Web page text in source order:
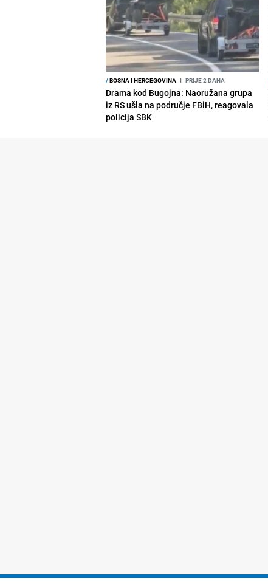
/BOSNA I HERCEGOVINA I PRIJE 2 DANA
Drama kod Bugojna: Naoružana grupa
iz RS ušla na područje FBiH, reagovala
policija SBK